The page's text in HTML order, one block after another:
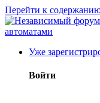
Перейти к
Уже
Войти